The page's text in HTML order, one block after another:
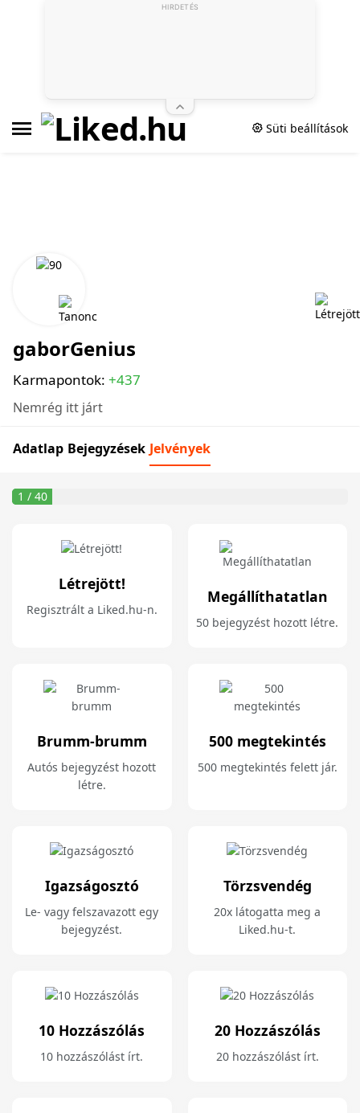
Süti beállítások
gaborGenius
Karmapontok: +437
Nemrég itt járt
Adatlap Bejegyzések Jelvények
1 / 40
Létrejött!
Regisztrált a Liked.hu-n.
Megállíthatatlan
50 bejegyzést hozott létre.
Brumm-brumm
Autós bejegyzést hozott
létre.
500 megtekintés
500 megtekintés felett jár.
Igazságosztó
Le- vagy felszavazott egy
bejegyzést.
Törzsvendég
20x látogatta meg a
Liked.hu-t.
10 Hozzászólás
10 hozzászólást írt.
20 Hozzászólás
20 hozzászólást írt.
HIRDETÉS